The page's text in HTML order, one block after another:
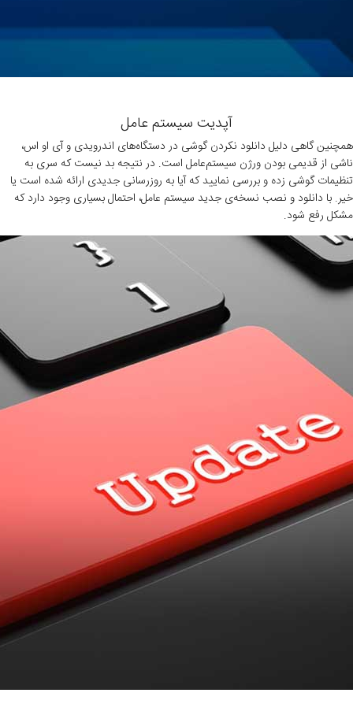
آپدیت سیستم عامل
همچنین گاهی دلیل دانلود نکردن گوشی در دستگاه‌های اندرویدی و آی او اس،
ناشی از قدیمی بودن ورژن سیستم‌عامل است. در نتیجه بد نیست که سری به
تنظیمات گوشی زده و بررسی نمایید که آیا به‌ روزرسانی جدیدی ارائه شده است یا
خیر. با دانلود و نصب نسخه‌ی جدید سیستم عامل، احتمال بسیاری وجود دارد که
مشکل رفع شود.